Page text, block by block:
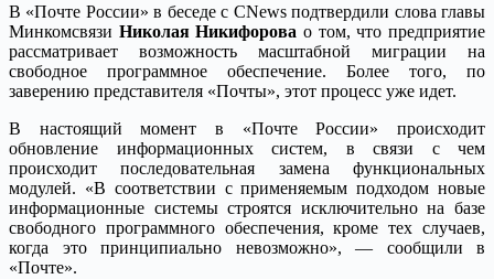
В «Почте России» в беседе с CNews подтвердили слова главы
Минкомсвязи Николая Никифорова о том, что предприятие
рассматривает возможность масштабной миграции на
свободное программное обеспечение. Более того, по
заверению представителя «Почты», этот процесс уже идет.
В настоящий момент в «Почте России» происходит
обновление информационных систем, в связи с чем
происходит последовательная замена функциональных
модулей. «В соответствии с применяемым подходом новые
информационные системы строятся исключительно на базе
свободного программного обеспечения, кроме тех случаев,
когда это принципиально невозможно», — сообщили в
«Почте».